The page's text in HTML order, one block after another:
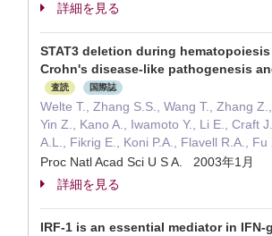
詳細を見る
STAT3 deletion during
Crohn's disease-like pathogenesis
査読 国際誌
Welte T., Zhang S.S., Wang T., Zhang Z.,
Yin Z., Kano A., Iwamoto Y., Li E., Craft
A.L., Fikrig E., Koni P.A., Flavell R.A., Fu
Proc Natl Acad Sci U S A. 2003年1月
詳細を見る
IRF-1 is an essential mediator in IFN-